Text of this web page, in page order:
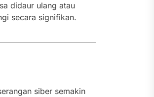
didaur ulang atau
secara signifikan.
siber semakin